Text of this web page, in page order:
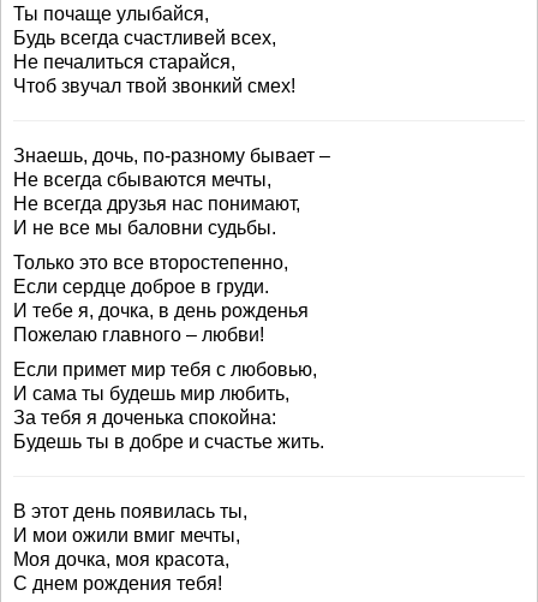
Ты почаще улыбайся,
Будь всегда счастливей всех,
Не печалиться старайся,
Чтоб звучал твой звонкий смех!
Знаешь, дочь, по-разному бывает –
Не всегда сбываются мечты,
Не всегда друзья нас понимают,
И не все мы баловни судьбы.
Только это все второстепенно,
Если сердце доброе в груди.
И тебе я, дочка, в день рожденья
Пожелаю главного – любви!
Если примет мир тебя с любовью,
И сама ты будешь мир любить,
За тебя я доченька спокойна:
Будешь ты в добре и счастье жить.
В этот день появилась ты,
И мои ожили вмиг мечты,
Моя дочка, моя красота,
С днем рождения тебя!